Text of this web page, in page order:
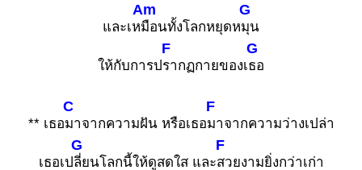
และเห
Am
มือนทั้งโลกหยุดห
G
มุน
ให้กับการป
F
รากฏกายของเ
G
ธอ
** เธอ
C
มาจากความฝัน หรือเธอ
F
มาจากความว่างเปล่า
เธอเป
G
ลี่ยนโลกนี้ให้ดูสดใส และ
F
สวยงามยิ่งกว่าเก่า